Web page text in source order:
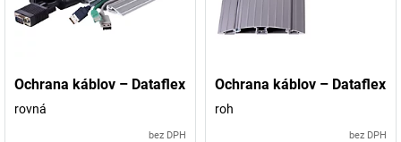
Ochrana káblov – Dataflex
rovná
bez DPH
Ochrana káblov – Dataflex
roh
bez DPH